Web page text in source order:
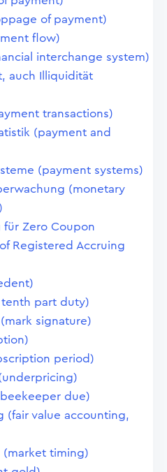
of payment)
flow)
interchange system)
auch Illiquidität
transactions)
(payment and
(payment systems)
(monetary
für Zero Coupon
Registered Accruing
part duty)
signature)
period)
due)
(fair value accounting,
(market timing)